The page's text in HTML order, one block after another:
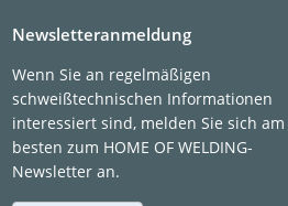
Newsletteranmeldung
Wenn Sie an regelmäßigen
schweißtechnischen Informationen
interessiert sind, melden Sie sich am
besten zum HOME OF WELDING-
Newsletter an.